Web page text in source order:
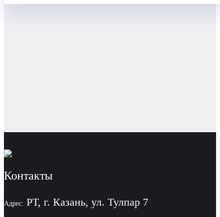
Контакты
Адрес: РТ, г. Казань, ул. Тулпар 7